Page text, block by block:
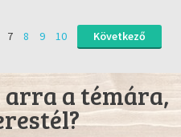
7 8 9 10 Következő
a témára,